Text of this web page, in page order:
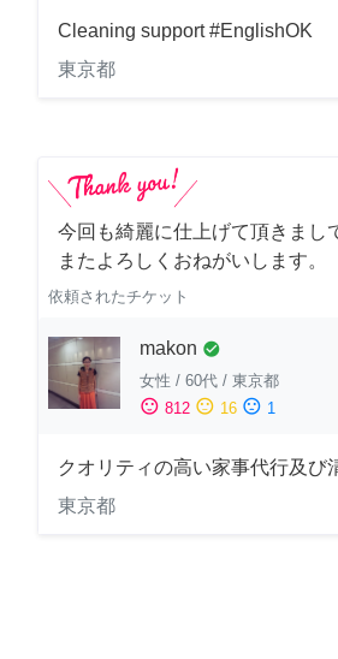
Cleaning support #EnglishOK
東京都
今回も綺麗に仕上げて頂きまし
またよろしくおねがいします。
依頼されたチケット
makon check_circle
女性 / 60代 / 東京都
sentiment_satisfied 812 sentiment_neutral 16 sentiment_dissatisfied 1
クオリティの高い家事代行及び
東京都